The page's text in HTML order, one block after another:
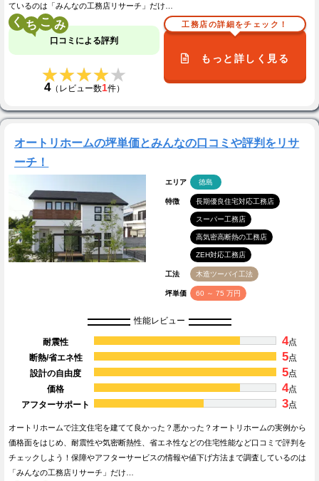
ているのは「みんなの工務店リサーチ」だけ…
く こ
口コミによる評判
★★★★★
★★★★★
4（レビュー数1件）
工務店の詳細をチェック！
もっと詳しく見る
オートリホームの坪単価とみんなの口コミや評判をリサ
ーチ！
エリア 徳島
特徴 長期優良住宅対応工務店
スーパー工務店
高気密高断熱の工務店
ZEH対応工務店
工法 木造ツーバイ工法
坪単価 60 ～ 75 万円
性能レビュー
耐震性 4点
断熱/省エネ性
5点
設計の自由度
5点
価格
4点
アフターサポート
3点
オートリホームで注文住宅を建てて良かった？悪かった？オートリホームの実例から
価格面をはじめ、耐震性や気密断熱性、省エネ性などの住宅性能など口コミで評判を
チェックしよう！保障やアフターサービスの情報や値下げ方法まで調査しているのは
「みんなの工務店リサーチ」だけ…